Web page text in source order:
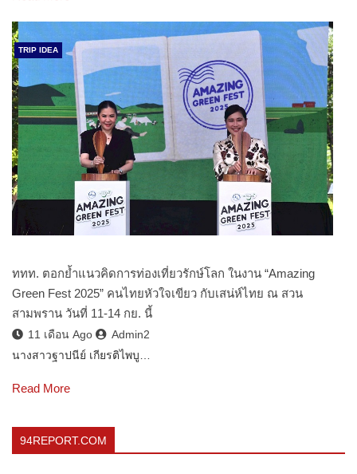
TRIP IDEA
ททท. ตอกย้ำแนวคิดการท่องเที่ยวรักษ์โลก ในงาน “Amazing
Green Fest 2025” คนไทยหัวใจเขียว กับเสน่ห์ไทย ณ สวน
สามพราน วันที่ 11-14 กย. นี้
11 เดือน Ago
Admin2
นางสาวฐาปนีย์ เกียรติไพบู…
Read More
94REPORT.COM